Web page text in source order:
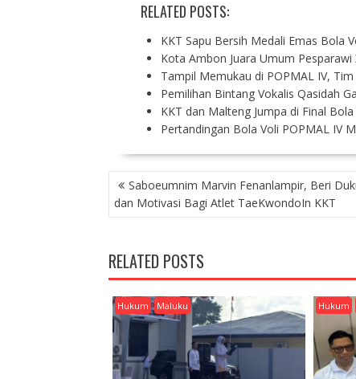
RELATED POSTS:
KKT Sapu Bersih Medali Emas Bola
Kota Ambon Juara Umum
Tampil Memukau di POPMAL IV,
Pemilihan Bintang Vokalis Qasidah
KKT dan Malteng Jumpa di Final
Pertandingan Bola Voli POPMAL IV
P
O
S
N
A
V
G
A
T
Saboeumnim Marvin Fenanlampir, Beri
dan Motivasi Bagi Atlet TaeKwondoIn KKT
RELATED POSTS
Hukum Maluku Hukum